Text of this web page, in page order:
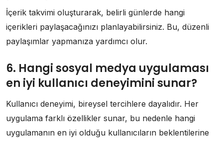
İçerik takvimi oluşturarak, belirli günlerde hangi
içerikleri paylaşacağınızı planlayabilirsiniz. Bu, düzenli
paylaşımlar yapmanıza yardımcı olur.
6. Hangi sosyal medya uygulaması
en iyi kullanıcı deneyimini sunar?
Kullanıcı deneyimi, bireysel tercihlere dayalıdır. Her
uygulama farklı özellikler sunar, bu nedenle hangi
uygulamanın en iyi olduğu kullanıcıların beklentilerine